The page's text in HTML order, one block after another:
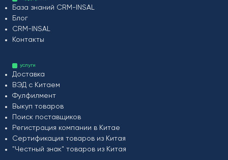
База знаний CRM-INSAL
Блог
CRM-INSAL
Контакты
услуги
Доставка
ВЭД с Китаем
Фулфилмент
Выкуп товаров
Поиск поставщиков
Регистрация компании в Китае
Сертификация товаров из Китая
"Честный знак" товаров из Китая